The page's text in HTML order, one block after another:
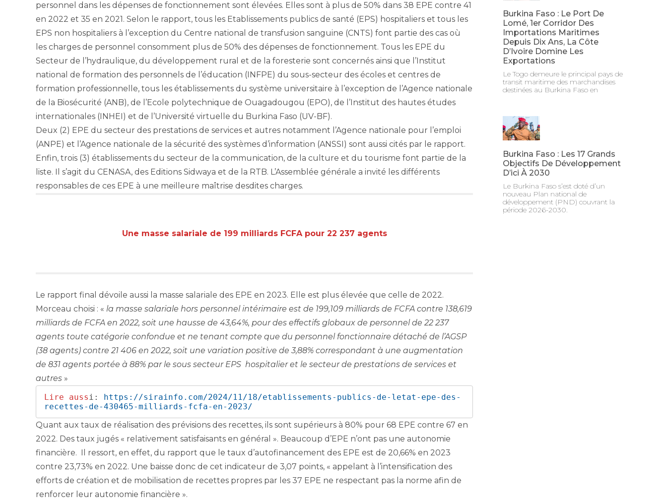
personnel dans les dépenses de fonctionnement sont élevées. Elles sont à plus de 50% dans 38 EPE contre 41
en 2022 et 35 en 2021. Selon le rapport, tous les Etablissements publics de santé (EPS) hospitaliers et tous les
EPS non hospitaliers à l’exception du Centre national de transfusion sanguine (CNTS) font partie des cas où
les charges de personnel consomment plus de 50% des dépenses de fonctionnement. Tous les EPE du
Secteur de l’hydraulique, du développement rural et de la foresterie sont concernés ainsi que l’Institut
national de formation des personnels de l’éducation (INFPE) du sous-secteur des écoles et centres de
formation professionnelle, tous les établissements du système universitaire à l’exception de l’Agence nationale
de la Biosécurité (ANB), de l’Ecole polytechnique de Ouagadougou (EPO), de l’Institut des hautes études
internationales (INHEI) et de l’Université virtuelle du Burkina Faso (UV-BF).
Deux (2) EPE du secteur des prestations de services et autres notamment l’Agence nationale pour l’emploi
(ANPE) et l’Agence nationale de la sécurité des systèmes d’information (ANSSI) sont aussi cités par le rapport.
Enfin, trois (3) établissements du secteur de la communication, de la culture et du tourisme font partie de la
liste. Il s’agit du CENASA, des Editions Sidwaya et de la RTB. L’Assemblée générale a invité les différents
responsables de ces EPE à une meilleure maîtrise desdites charges.
Une masse salariale de 199 milliards FCFA pour 22 237 agents
Le rapport final dévoile aussi la masse salariale des EPE en 2023. Elle est plus élevée que celle de 2022.
Morceau choisi : « la masse salariale hors personnel intérimaire est de 199,109 milliards de FCFA contre 138,619
milliards de FCFA en 2022, soit une hausse de 43,64%, pour des effectifs globaux de personnel de 22 237
agents toute catégorie confondue et ne tenant compte que du personnel fonctionnaire détaché de l’AGSP
(38 agents) contre 21 406 en 2022, soit une variation positive de 3,88% correspondant à une augmentation
de 831 agents portée à 88% par le sous secteur EPS hospitalier et le secteur de prestations de services et
autres »
Lire aussi:
https://sirainfo.com/2024/11/18/etablissements-publics-de-letat-epe-des-
recettes-de-430465-milliards-fcfa-en-2023/
Quant aux taux de réalisation des prévisions des recettes, ils sont supérieurs à 80% pour 68 EPE contre 67 en
2022. Des taux jugés « relativement satisfaisants en général ». Beaucoup d’EPE n’ont pas une autonomie
financière. Il ressort, en effet, du rapport que le taux d’autofinancement des EPE est de 20,66% en 2023
contre 23,73% en 2022. Une baisse donc de cet indicateur de 3,07 points, « appelant à l’intensification des
efforts de création et de mobilisation de recettes propres par les 37 EPE ne respectant pas la norme afin de
renforcer leur autonomie financière ».
Burkina Faso : Le Port De
Lomé, 1er Corridor Des
Importations Maritimes
Depuis Dix Ans, La Côte
D’Ivoire Domine Les
Exportations
Le Togo demeure le principal pays de
transit maritime des marchandises
destinées au Burkina Faso en
Burkina Faso : Les 17 Grands
Objectifs De Développement
D’ici À 2030
Le Burkina Faso s’est doté d’un
nouveau Plan national de
développement (PND) couvrant la
période 2026-2030.